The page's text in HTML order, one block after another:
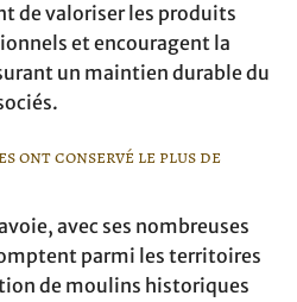
de valoriser les produits
et encouragent la
un maintien durable du
ont conservé le plus de
avec ses nombreuses
parmi les territoires
de moulins historiques